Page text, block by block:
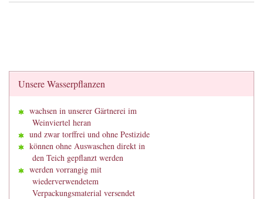
Unsere Wasserpflanzen
wachsen in unserer Gärtnerei im
Weinviertel heran
und zwar torffrei und ohne Pestizide
können ohne Auswaschen direkt in
den Teich gepflanzt werden
werden vorrangig mit
wiederverwendetem
Verpackungsmaterial versendet